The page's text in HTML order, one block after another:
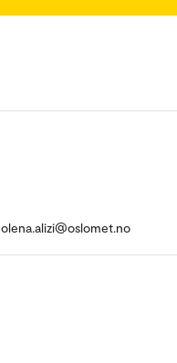
olena.alizi@oslomet.no